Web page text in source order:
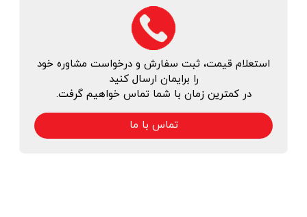
استعلام قیمت، ثبت سفارش و درخواست مشاوره خود
را برایمان ارسال کنید
در کمترین زمان با شما تماس خواهیم گرفت.
تماس با ما